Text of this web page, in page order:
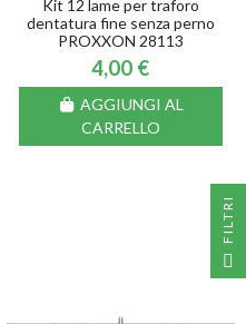
Kit 12 lame per traforo
dentatura fine senza perno
PROXXON 28113
4,00 €
AGGIUNGI AL
CARRELLO
I